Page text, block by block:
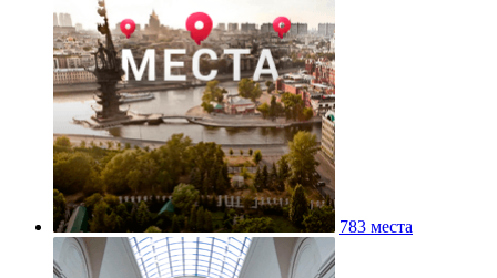
783 места